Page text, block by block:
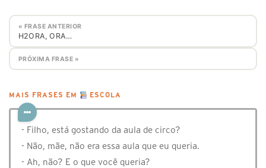
« FRASE ANTERIOR
H2ORA, ORA…
PRÓXIMA FRASE »
MAIS FRASES EM ESCOLA
- Filho, está gostando da aula de circo?
- Não, mãe, não era essa aula que eu queria.
- Ah, não? E o que você queria?